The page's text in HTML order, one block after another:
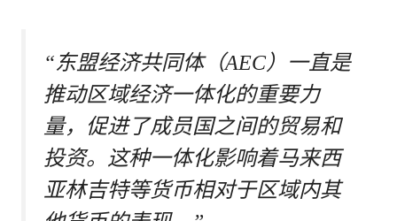
“东盟经济共同体（AEC）一直是
推动区域经济一体化的重要力
量，促进了成员国之间的贸易和
投资。这种一体化影响着马来西
亚林吉特等货币相对于区域内其